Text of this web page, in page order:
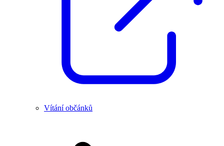
Vítání občánků